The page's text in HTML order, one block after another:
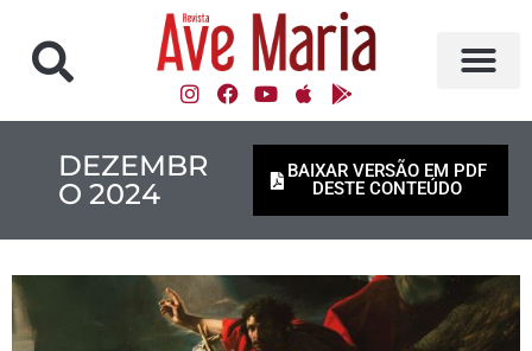
DEZEMBR
O 2024
BAIXAR VERSÃO EM PDF
DESTE CONTEÚDO